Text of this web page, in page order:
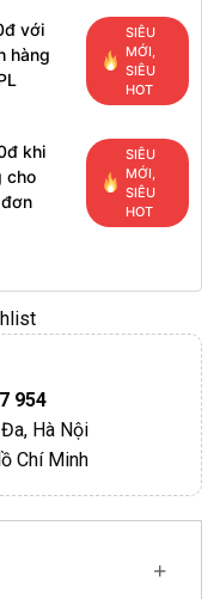
với
hàng
SIÊU
MỚI,
SIÊU
HOT
khi
cho
SIÊU
MỚI,
SIÊU
HOT
954
Hà Nội
Chí Minh